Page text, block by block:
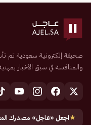
والمنافسة في سبق الأخبار
★اجعل «عاجل» مصدرك